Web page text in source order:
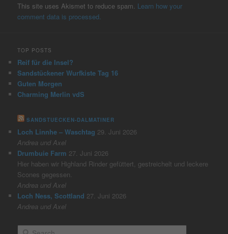
This site uses Akismet to reduce spam. Learn how your
comment data is processed.
TOP POSTS
Reif für die Insel?
Sandstückener Wurfkiste Tag 16
Guten Morgen
Charming Merlin vdS
SANDSTUECKEN-DALMATINER
Loch Linnhe – Waschtag 29. Juni 2026
Andrea und Axel
Drumbuie Farm 27. Juni 2026
Hier haben wir Highland Rinder gefüttert, gestreichelt und leckere
Scones gegessen.
Andrea und Axel
Loch Ness, Scottland 27. Juni 2026
Andrea und Axel